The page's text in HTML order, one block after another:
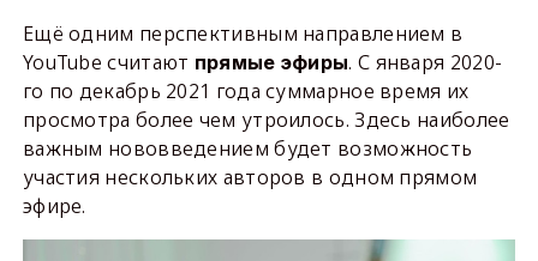
Ещё одним перспективным направлением в
YouTube считают прямые эфиры. С января 2020-
го по декабрь 2021 года суммарное время их
просмотра более чем утроилось. Здесь наиболее
важным нововведением будет возможность
участия нескольких авторов в одном прямом
эфире.